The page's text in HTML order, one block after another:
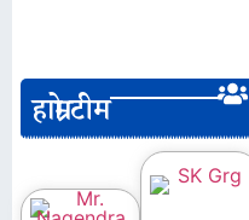
हाम्रो टीम